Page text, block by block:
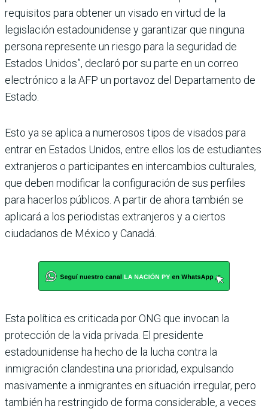
requisitos para obtener un visado en virtud de la
legislación estadounidense y garantizar que ninguna
persona represente un riesgo para la seguridad de
Estados Unidos”, declaró por su parte en un correo
electrónico a la AFP un portavoz del Departamento de
Estado.
Esto ya se aplica a numerosos tipos de visados para
entrar en Estados Unidos, entre ellos los de estudiantes
extranjeros o participantes en intercambios culturales,
que deben modificar la configuración de sus perfiles
para hacerlos públicos. A partir de ahora también se
aplicará a los periodistas extranjeros y a ciertos
ciudadanos de México y Canadá.
Esta política es criticada por ONG que invocan la
protección de la vida privada. El presidente
estadounidense ha hecho de la lucha contra la
inmigración clandestina una prioridad, expulsando
masivamente a inmigrantes en situación irregular, pero
también ha restringido de forma considerable, a veces